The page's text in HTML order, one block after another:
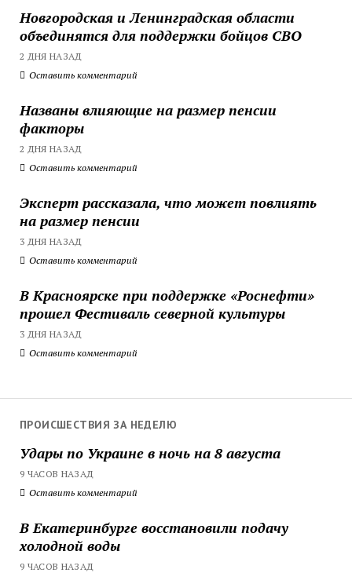
Новгородская и Ленинградская области
объединятся для поддержки бойцов СВО
2 ДНЯ НАЗАД
Оставить комментарий
Названы влияющие на размер пенсии
факторы
2 ДНЯ НАЗАД
Оставить комментарий
Эксперт рассказала, что может повлиять
на размер пенсии
3 ДНЯ НАЗАД
Оставить комментарий
В Красноярске при поддержке «Роснефти»
прошел Фестиваль северной культуры
3 ДНЯ НАЗАД
Оставить комментарий
ПРОИСШЕСТВИЯ ЗА НЕДЕЛЮ
Удары по Украине в ночь на 8 августа
9 ЧАСОВ НАЗАД
Оставить комментарий
В Екатеринбурге восстановили подачу
холодной воды
9 ЧАСОВ НАЗАД